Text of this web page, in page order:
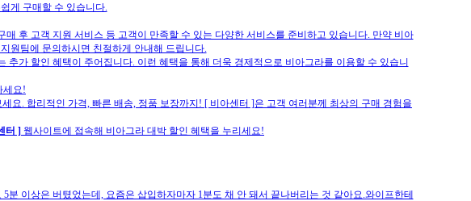
게 구매할 수 있습니다.
후 고객 지원 서비스 등 고객이 만족할 수 있는 다양한 서비스를 준비하고 있습니다. 만약 비아
원팀에 문의하시면 친절하게 안내해 드립니다.
가 할인 혜택이 주어집니다. 이런 혜택을 통해 더욱 경제적으로 비아그라를 이용할 수 있습니
세요!
요. 합리적인 가격, 빠른 배송, 정품 보장까지! [ 비아센터 ]은 고객 여러분께 최상의 구매 경험을
터 ] 웹사이트에 접속해 비아그라 대박 할인 혜택을 누리세요!
이상은 버텼었는데, 요즘은 삽입하자마자 1분도 채 안 돼서 끝나버리는 것 같아요.와이프한테